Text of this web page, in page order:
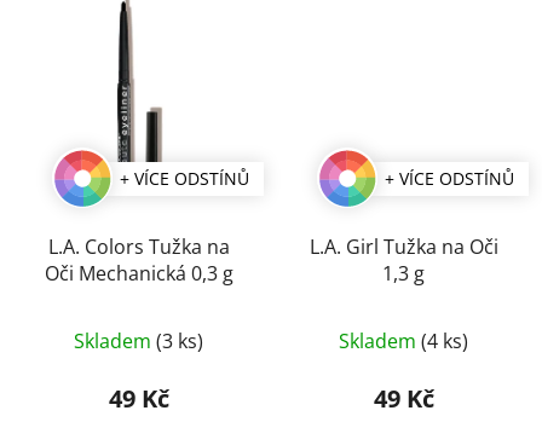
+ VÍCE ODSTÍNŮ
L.A. Colors Tužka na
Oči Mechanická 0,3 g
hodnocení
produktu
Skladem (3 ks)
49 Kč
+ VÍCE ODSTÍNŮ
L.A. Girl Tužka na Oči
1,3 g
hodnocení
produktu
Skladem (4 ks)
49 Kč